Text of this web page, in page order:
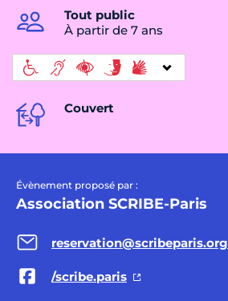
Tout public
À partir de 7 ans
Couvert
Évènement proposé par :
Association SCRIBE-Paris
reservation@scribeparis.org
/scribe.paris